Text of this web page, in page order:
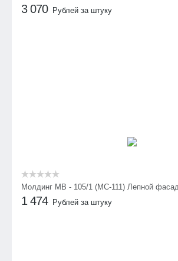
3 070 Рублей за штуку
Молдинг МВ - 105/1 (МС-111) Лепной
1 474 Рублей за штуку